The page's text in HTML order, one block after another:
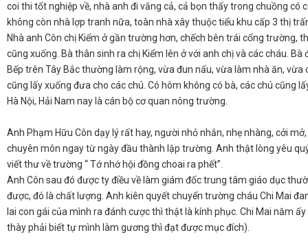
coi thi tốt nghiệp về, nhà anh đi vắng cả, cả bọn thấy trong chuồng
không còn nhà lợp tranh nữa, toàn nhà xây thuộc tiểu khu cấp 3 thị
​Nhà anh Côn chị Kiểm ở gần trường hơn, chếch bên trái cổng
cũng xuống. Bà thân sinh ra chị Kiểm lên ở với anh chị và các cháu.
Bếp trên Tây Bắc thường làm rộng, vừa đun nấu, vừa làm nhà ăn,
cũng lấy xuống đưa cho các chú. Có hôm không có bà, các chú cũng
Hà Nội, Hải Nam nay là cán bộ cơ quan nông trường.
​Anh Phạm Hữu Côn dạy lý rất hay, người nhỏ nhắn, nhẹ nhàng, cởi
chuyên môn ngay từ ngày đầu thành lập trường. Anh thật lòng yêu
viết thư về trường “ Tớ nhớ hội đồng choai ra phết”.
​Anh Côn sau đó được ty điều về làm giám đốc trung tâm giáo dục
được, đó là chất lượng. Anh kiên quyết chuyển trường cháu Chi Mai
lai con gái của mình ra đánh cược thì thật là kính phục. Chi Mai năm
thày phải biết tự mình làm gương thì đạt được mục đích).